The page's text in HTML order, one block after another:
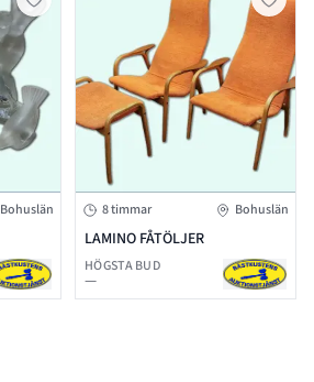
Bohuslän 8 timmar Bohuslän
LAMINO FÅTÖLJER
HÖGSTA BUD
—